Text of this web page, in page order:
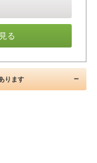
る
ります